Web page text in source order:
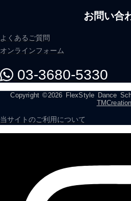
お問い合
よくあるご質問
オンラインフォーム
03-3680-5330
Copyright ©2026 FlexStyle Dance
TMCreation
当サイトのご利用について